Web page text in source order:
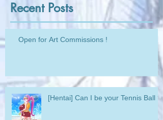
Recent Posts
Open for Art Commissions !
[Hentai] Can I be your Tennis Ball ?